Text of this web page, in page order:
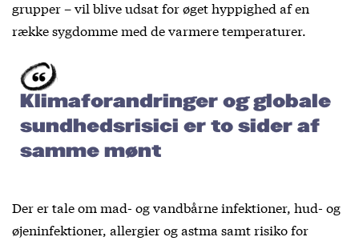
grupper – vil blive udsat for øget hyppighed af en
række sygdomme med de varmere temperaturer.
Klimaforandringer og globale
sundhedsrisici er to sider af
samme mønt
Der er tale om mad- og vandbårne infektioner, hud- og
øjeninfektioner, allergier og astma samt risiko for